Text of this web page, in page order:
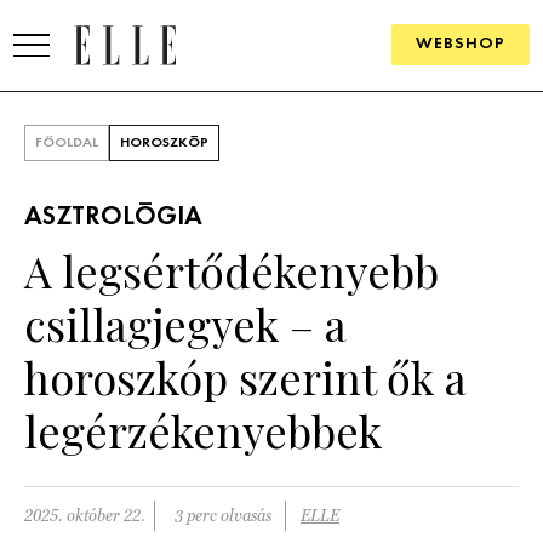
WEBSHOP
SZÉPSÉG
PSZICHÉ
PÁRKAPCSOLAT
FŐOLDAL HOROSZKÓP
ASZTROLÓGIA
A legsértődékenyebb
csillagjegyek – a
horoszkóp szerint ők a
legérzékenyebbek
2025. október 22. 3 perc olvasás ELLE